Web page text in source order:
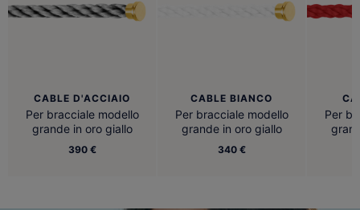
CABLE D'ACCIAIO
Per bracciale modello
grande in oro giallo
390 €
CABLE BIANCO
Per bracciale modello
grande in oro giallo
340 €
Per